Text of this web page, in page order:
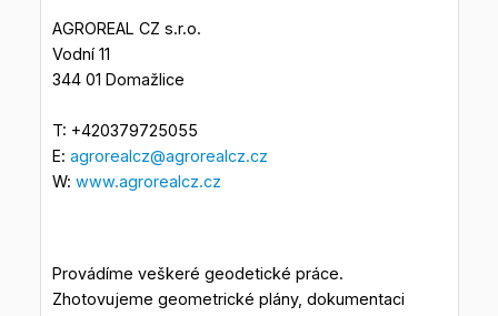
AGROREAL CZ s.r.o.
Vodní 11
344 01 Domažlice
T: +420379725055
E: agrorealcz@agrorealcz.cz
W: www.agrorealcz.cz
Provádíme veškeré geodetické práce.
Zhotovujeme geometrické plány, dokumentaci